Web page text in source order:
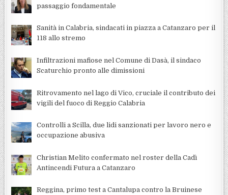
passaggio fondamentale
Sanità in Calabria, sindacati in piazza a Catanzaro per il
118 allo stremo
Infiltrazioni mafiose nel Comune di Dasà, il sindaco
Scaturchio pronto alle dimissioni
Ritrovamento nel lago di Vico, cruciale il contributo dei
vigili del fuoco di Reggio Calabria
Controlli a Scilla, due lidi sanzionati per lavoro nero e
occupazione abusiva
Christian Melito confermato nel roster della Cadì
Antincendi Futura a Catanzaro
Reggina, primo test a Cantalupa contro la Bruinese